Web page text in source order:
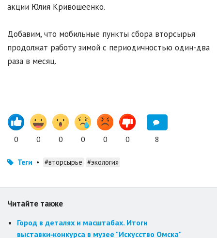
акции Юлия Кривошеенко.
Добавим, что мобильные пункты сбора вторсырья
продолжат работу зимой с периодичностью один-два
раза в месяц.
0 0 0 0 0 0 8
Теги • #вторсырье #экология
Читайте также
Город в деталях и масштабах. Итоги
выставки‑конкурса в музее "Искусство Омска"